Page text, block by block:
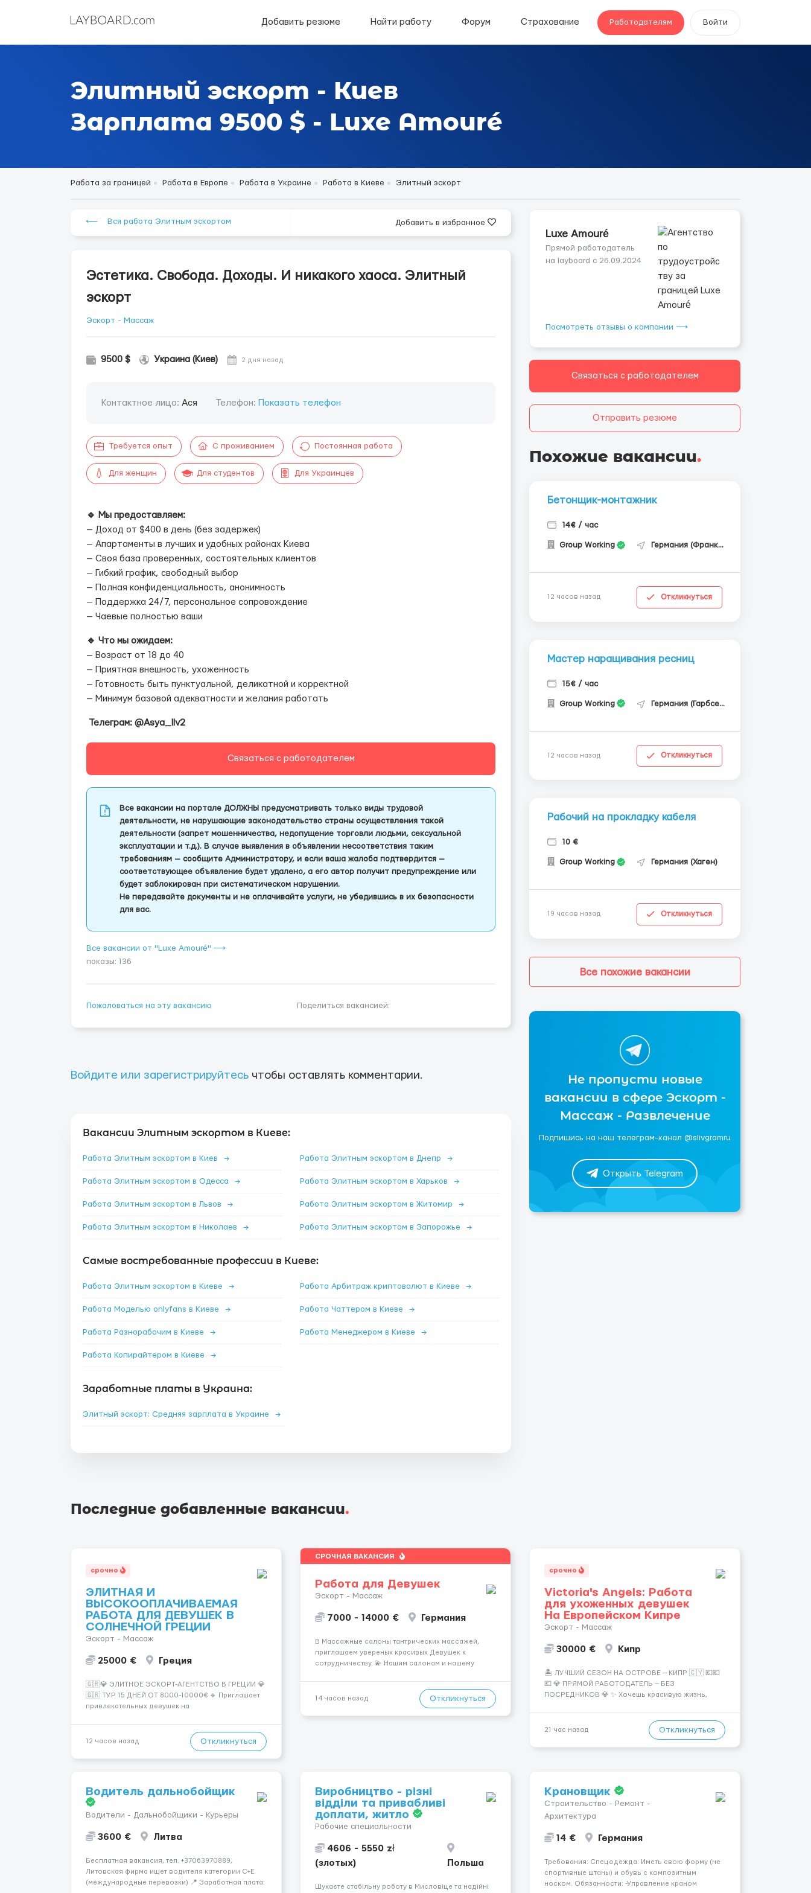
Добавить резюме Найти работу Форум Страхование Работодателям Войти
Элитный эскорт - Киев
Зарплата 9500 $ - Luxe Amouré
Работа за границей Работа в Европе Работа в Украине Работа в Киеве Элитный эскорт
⟵ Вся работа Элитным эскортом Добавить в избранное
Эстетика. Свобода. Доходы. И никакого хаоса. Элитный
эскорт
Эскорт - Массаж
9500 $ Украина (Киев) 2 дня назад
Контактное лицо: Ася Телефон: Показать телефон
Требуется опыт С проживанием Постоянная работа
Для женщин Для студентов Для Украинцев
🔹 Мы предоставляем:
— Доход от $400 в день (без задержек)
— Апартаменты в лучших и удобных районах Киева
— Своя база проверенных, состоятельных клиентов
— Гибкий график, свободный выбор
— Полная конфиденциальность, анонимность
— Поддержка 24/7, персональное сопровождение
— Чаевые полностью ваши
🔹 Что мы ожидаем:
— Возраст от 18 до 40
— Приятная внешность, ухоженность
— Готовность быть пунктуальной, деликатной и корректной
— Минимум базовой адекватности и желания работать
Телеграм: @Asya_llv2
Связаться с работодателем
Все вакансии на портале ДОЛЖНЫ предусматривать только виды трудовой
деятельности, не нарушающие законодательство страны осуществления такой
деятельности (запрет мошенничества, недопущение торговли людьми, сексуальной
эксплуатации и т.д.). В случае выявления в объявлении несоответствия таким
требованиям — сообщите Администратору, и если ваша жалоба подтвердится —
соответствующее объявление будет удалено, а его автор получит предупреждение или
будет заблокирован при систематическом нарушении.
Не передавайте документы и не оплачивайте услуги, не убедившись в их безопасности
для вас.
Все вакансии от "Luxe Amouré" ⟶
показы: 136
Пожаловаться на эту вакансию Поделиться вакансией:
Войдите или зарегистрируйтесь чтобы оставлять комментарии.
Вакансии Элитным эскортом в Киеве:
Работа Элитным эскортом в Киев → Работа Элитным эскортом в Днепр →
Работа Элитным эскортом в Одесса → Работа Элитным эскортом в Харьков →
Работа Элитным эскортом в Львов → Работа Элитным эскортом в Житомир →
Работа Элитным эскортом в Николаев → Работа Элитным эскортом в Запорожье →
Самые востребованные профессии в Киеве:
Работа Элитным эскортом в Киеве → Работа Арбитраж криптовалют в Киеве →
Работа Моделью onlyfans в Киеве → Работа Чаттером в Киеве →
Работа Разнорабочим в Киеве → Работа Менеджером в Киеве →
Работа Копирайтером в Киеве →
Заработные платы в Украина:
Элитный эскорт: Средняя зарплата в Украине →
Luxe Amouré
Прямой работодатель
на layboard с 26.09.2024
Посмотреть отзывы о компании ⟶
Связаться с работодателем
Отправить резюме
Похожие вакансии.
Бетонщик-монтажник
14€ / час
Group Working Германия (Франкфурт-на-Майне)
12 часов назад Откликнуться
Мастер наращивания ресниц
15€ / час
Group Working Германия (Гарбсен)
12 часов назад Откликнуться
Рабочий на прокладку кабеля
10 €
Group Working Германия (Хаген)
19 часов назад Откликнуться
Все похожие вакансии
Не пропусти новые
вакансии в сфере Эскорт -
Массаж - Развлечение
Подпишись на наш телеграм-канал @slivgramru
Открыть Telegram
Последние добавленные вакансии.
срочно
ЭЛИТНАЯ И
ВЫСОКООПЛАЧИВАЕМАЯ
РАБОТА ДЛЯ ДЕВУШЕК В
СОЛНЕЧНОЙ ГРЕЦИИ
Эскорт - Массаж
25000 € Греция
🇬🇷💎 ЭЛИТНОЕ ЭСКОРТ-АГЕНТСТВО В ГРЕЦИИ 💎
🇬🇷 ТУР 15 ДНЕЙ ОТ 8000-10000€ 🔹 Приглашает
привлекательных девушек на
хорошие деньги 💶 — это предложение для тебя! 🔹
12 часов назад Откликнуться
СРОЧНАЯ ВАКАНСИЯ
Работа для Девушек
Эскорт - Массаж
7000 - 14000 € Германия
В Массажные салоны тантрических массажей,
приглашаем увереных красивых Девушек к
сотрудничеству. 💫 Нашим салонам и нашему
заработная плата 💚Мы гарантируем Наличие
14 часов назад Откликнуться
срочно
Victoria's Angels: Работа
для ухоженных девушек
На Европейском Кипре
Эскорт - Массаж
30000 € Кипр
🏝️ ЛУЧШИЙ СЕЗОН НА ОСТРОВЕ — КИПР 🇨🇾 💶💶
💶 💎 ПРЯМОЙ РАБОТОДАТЕЛЬ — БЕЗ
ПОСРЕДНИКОВ 💎 ✨ Хочешь красивую жизнь,
— Опытная команда с годами практики —
Стабильный поток клиентов (без ...
21 час назад Откликнуться
Водитель дальнобойщик
Водители - Дальнобойщики - Курьеры
3600 € Литва
Бесплатная вакансия, тел. +37063970889,
Литовская фирма ищет водителя категории C+E
(международные перевозки) 📍 Заработная плата:
Виробництво - різні
відділи та привабливі
доплати, житло
Рабочие специальности
4606 - 5550 zł
(злотых)
Польша
Шукаєте стабільну роботу в Мисловіце та надійні
Крановщик
Строительство - Ремонт -
Архитектура
14 € Германия
Требования: Спецодежда: Иметь свою форму (не
спортивные штаны) и обувь с композитным
носком. Обязанности: -Управление краном